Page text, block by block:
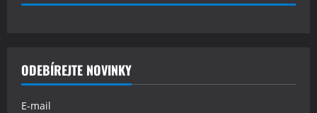
ODEBÍREJTE NOVINKY
E-mail